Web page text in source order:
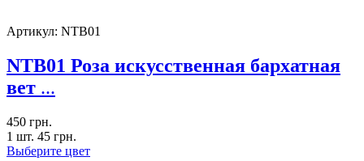
Артикул: NTB01
NTB01 Роза искусственная бархатная
вет ...
450 грн.
1 шт. 45 грн.
Выберите цвет